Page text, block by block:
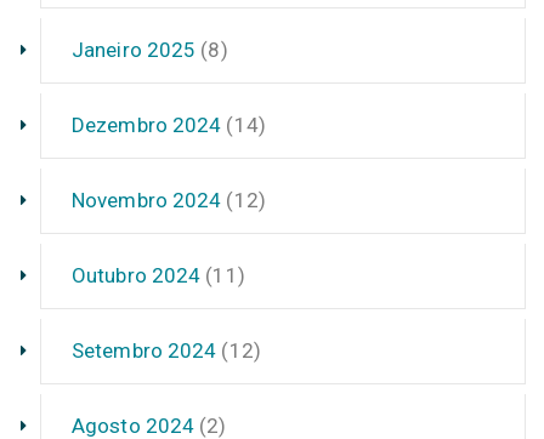
Janeiro 2025 (8)
Dezembro 2024 (14)
Novembro 2024 (12)
Outubro 2024 (11)
Setembro 2024 (12)
Agosto 2024 (2)